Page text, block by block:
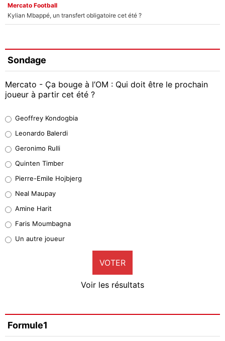
Mercato Football
Kylian Mbappé, un transfert obligatoire cet été ?
Sondage
Mercato - Ça bouge à l’OM : Qui doit être le prochain
joueur à partir cet été ?
38%
32%
5%
1%
9%
Faris Moumbagna
4%
Geoffrey Kondogbia
Leonardo Balerdi
Geronimo Rulli
Quinten Timber
Pierre-Emile Hojbjerg
Neal Maupay
Amine Harit
Faris Moumbagna
Un autre joueur
VOTER
Voir les résultats
Formule1